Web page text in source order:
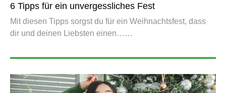
6 Tipps für ein unvergessliches Fest
Mit diesen Tipps sorgst du für ein Weihnachtsfest, dass
dir und deinen Liebsten einen…